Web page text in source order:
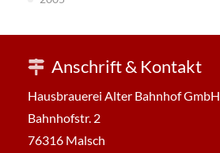
Anschrift & Kontakt
Hausbrauerei Alter Bahnhof GmbH
Bahnhofstr. 2
76316 Malsch